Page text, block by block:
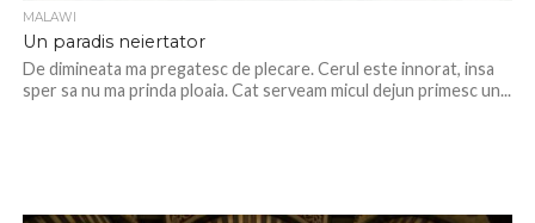
MALAWI
Un paradis neiertator
De dimineata ma pregatesc de plecare. Cerul este innorat, insa
sper sa nu ma prinda ploaia. Cat serveam micul dejun primesc un...